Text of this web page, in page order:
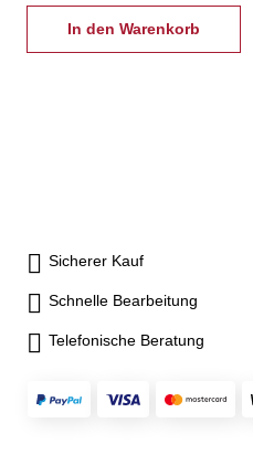
In den Warenkorb
Sicherer Kauf
Schnelle Bearbeitung
Telefonische Beratung